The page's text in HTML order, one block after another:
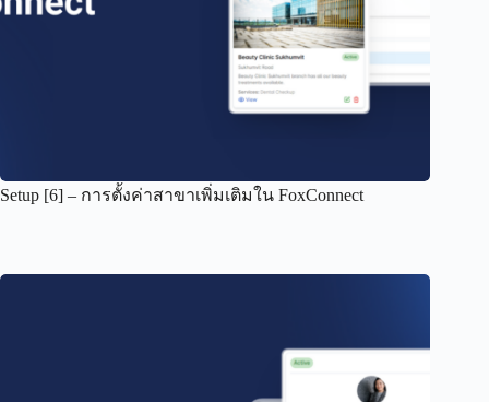
Setup [6] – การตั้งค่าสาขาเพิ่มเติมใน FoxConnect